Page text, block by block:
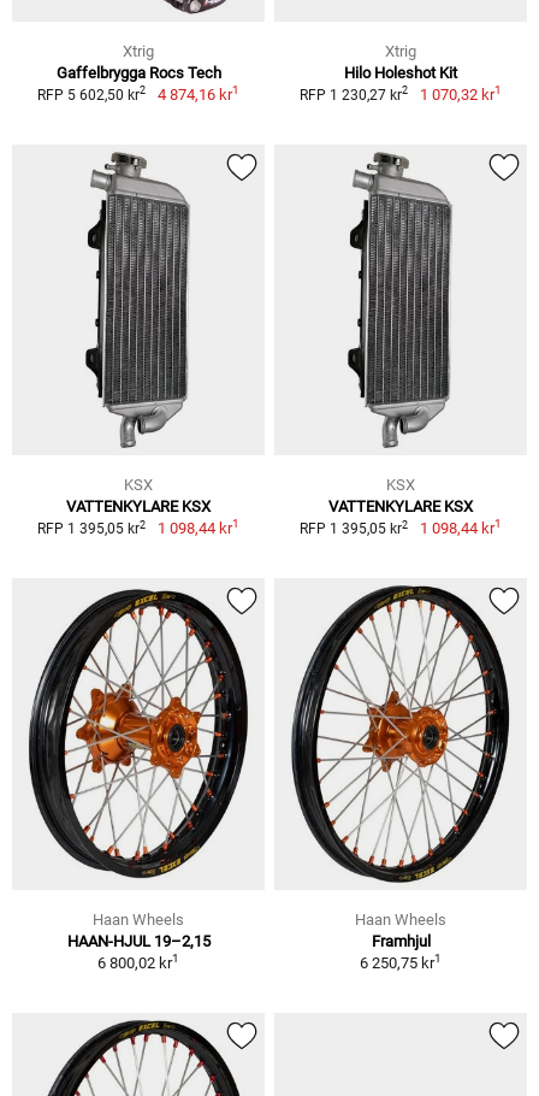
Xtrig
Gaffelbrygga Rocs Tech
RFP 5 602,50 kr2 4 874,16 kr1
Xtrig
Hilo Holeshot Kit
RFP 1 230,27 kr2 1 070,32 kr1
KSX
VATTENKYLARE KSX
RFP 1 395,05 kr2 1 098,44 kr1
KSX
VATTENKYLARE KSX
RFP 1 395,05 kr2 1 098,44 kr1
Haan Wheels
HAAN-HJUL 19–2,15
6 800,02 kr1
Haan Wheels
Framhjul
6 250,75 kr1